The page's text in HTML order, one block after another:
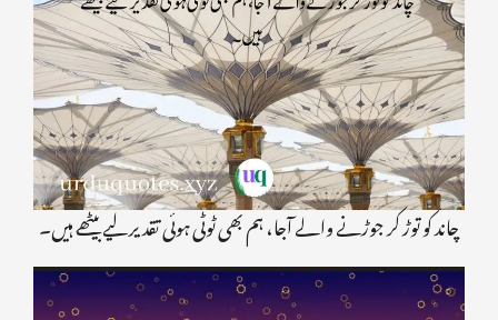
چاند کو توڑ کر جوڑنے والے آجا، ہم بھی ٹوٹی ہوئی تقدیر لیے بیٹھے ہیں۔